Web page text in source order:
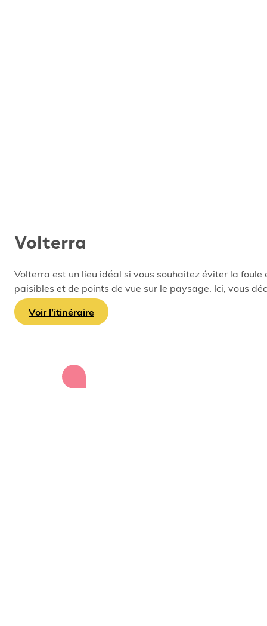
Volterra
Volterra est un lieu idéal si vous souhaitez éviter la
paisibles et de points de vue sur le paysage. Ici, vous
Voir l’itinéraire